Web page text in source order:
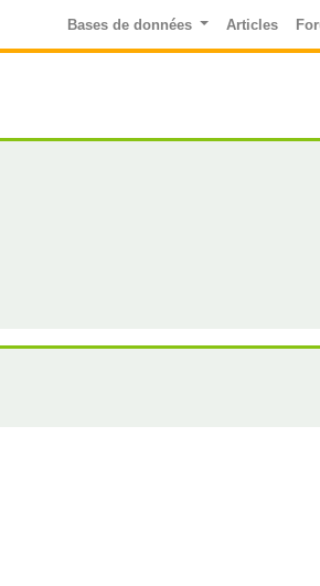
Bases de données Articles